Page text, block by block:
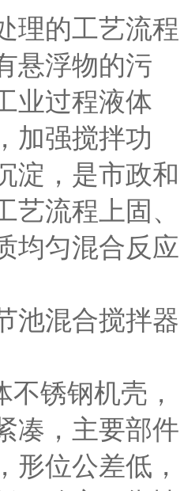
理的工艺流程
悬浮物的污
业过程液体
加强搅拌功
淀，是市政和
艺流程上固、
均匀混合反应
池混合搅拌器
锈钢机壳，
凑，主要部件
形位公差低，